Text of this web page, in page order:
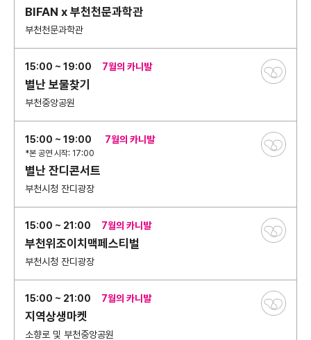
BIFAN x 부천천문과학관
부천천문과학관
15:00 ~ 19:00 7월의 카니발
별난 보물찾기
부천중앙공원
15:00 ~ 19:00
*본 공연 시작: 17:00
7월의 카니발
별난 잔디콘서트
부천시청 잔디광장
15:00 ~ 21:00 7월의 카니발
부천위조이치맥페스티벌
부천시청 잔디광장
15:00 ~ 21:00 7월의 카니발
지역상생마켓
소향로 및 부천중앙공원